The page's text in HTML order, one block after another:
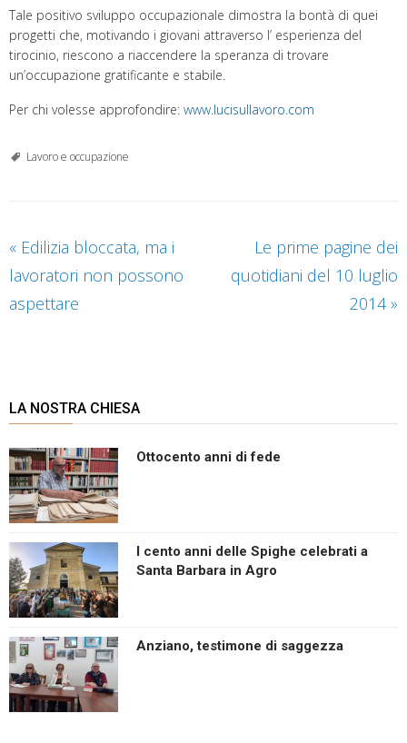
Tale positivo sviluppo occupazionale dimostra la bontà di quei
progetti che, motivando i giovani attraverso l’ esperienza del
tirocinio, riescono a riaccendere la speranza di trovare
un’occupazione gratificante e stabile.
Per chi volesse approfondire: www.lucisullavoro.com
Lavoro e occupazione
« Edilizia bloccata, ma i
lavoratori non possono
aspettare
Le prime pagine dei
quotidiani del 10 luglio
2014»
LA NOSTRA CHIESA
Ottocento anni di fede
I cento anni delle Spighe celebrati a
Santa Barbara in Agro
Anziano, testimone di saggezza